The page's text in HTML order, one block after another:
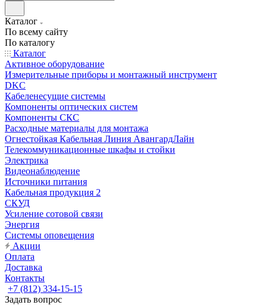
Каталог
По всему сайту
По каталогу
Каталог
Активное оборудование
Измерительные приборы и монтажный инструмент
DKC
Кабеленесущие системы
Компоненты оптических систем
Компоненты СКС
Расходные материалы для монтажа
Огнестойкая Кабельная Линия АвангардЛайн
Телекоммуникационные шкафы и стойки
Электрика
Видеонаблюдение
Источники питания
Кабельная продукция 2
СКУД
Усиление сотовой связи
Энергия
Системы оповещения
Акции
Оплата
Доставка
Контакты
+7 (812) 334-15-15
Задать вопрос